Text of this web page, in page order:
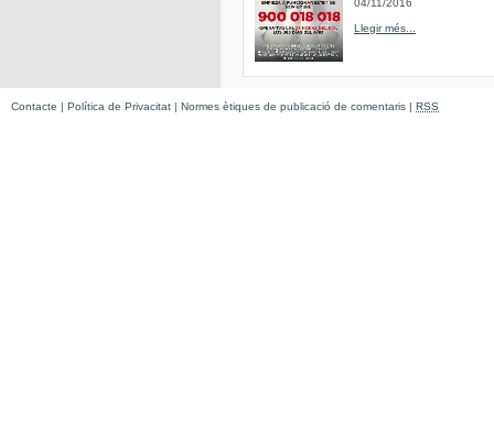
04/11/2016
Llegir més...
Contacte | Política de Privacitat | Normes ètiques de publicació de comentaris | RSS